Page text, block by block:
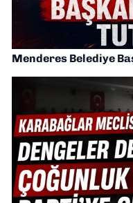
Menderes Belediye